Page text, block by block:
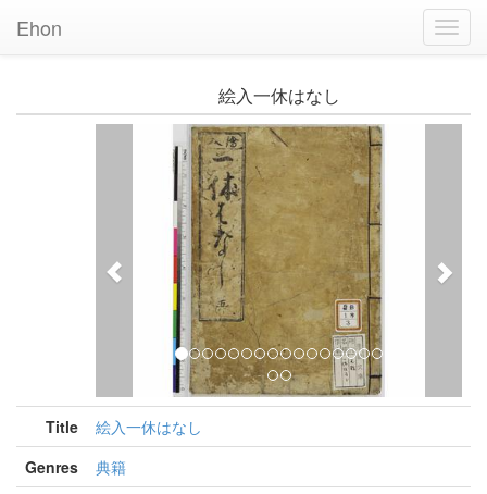
Ehon
絵入一休はなし
Previous
Title
絵入一休はなし
Genres
典籍